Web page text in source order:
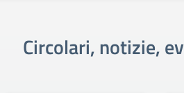
Circolari, notizie,